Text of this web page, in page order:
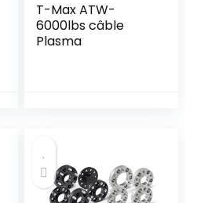
T-Max ATW-
6000lbs câble
Plasma